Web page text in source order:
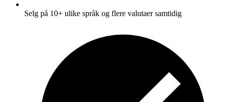
Selg på 10+ ulike språk og flere valutaer samtidig